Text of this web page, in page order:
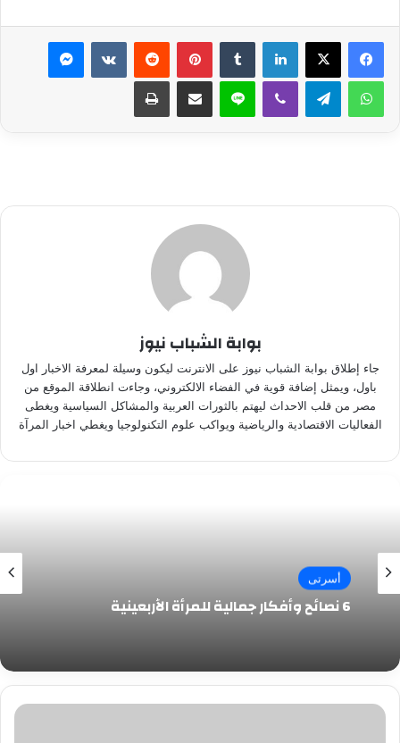
لينكدإن بينتيريست ماسنجر
واتساب تيلقرام ڤايبر لاين مشاركة عبر البريد طباعة
بوابة الشباب نيوز
جاء إطلاق بوابة الشباب نيوز على الانترنت ليكون وسيلة لمعرفة الاخبار اول
باول، ويمثل إضافة قوية في الفضاء الالكتروني، وجاءت انطلاقة الموقع من
مصر من قلب الاحداث ليهتم بالثورات العربية والمشاكل السياسية ويغطى
الفعاليات الاقتصادية والرياضية ويواكب علوم التكنولوجيا ويغطي اخبار المرآة
أسرتى
6 نصائح وأفكار جمالية للمرأة الأربعينية
أطعمة